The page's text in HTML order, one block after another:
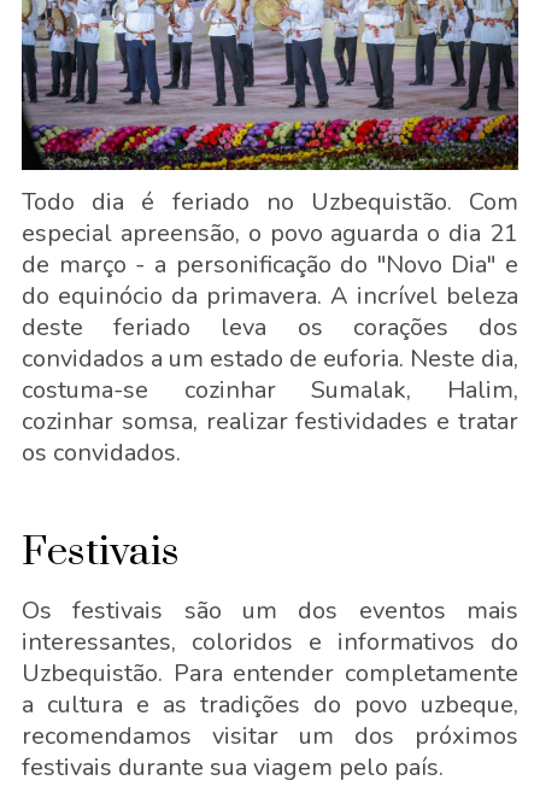
Todo dia é feriado no Uzbequistão. Com
especial apreensão, o povo aguarda o dia 21
de março - a personificação do "Novo Dia" e
do equinócio da primavera. A incrível beleza
deste feriado leva os corações dos
convidados a um estado de euforia. Neste dia,
costuma-se cozinhar Sumalak, Halim,
cozinhar somsa, realizar festividades e tratar
os convidados.
Festivais
Os festivais são um dos eventos mais
interessantes, coloridos e informativos do
Uzbequistão. Para entender completamente
a cultura e as tradições do povo uzbeque,
recomendamos visitar um dos próximos
festivais durante sua viagem pelo país.